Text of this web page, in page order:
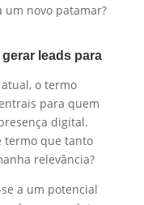
um novo patamar?
leads para
o termo
para quem
digital.
termo que tanto
relevância?
a um potencial